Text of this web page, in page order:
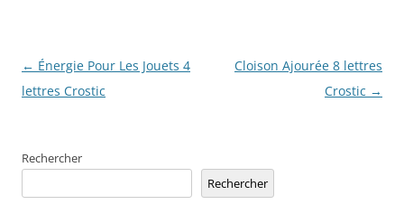
Navigation
des
← Énergie Pour Les Jouets 4
lettres Crostic
Cloison Ajourée 8 lettres
Crostic →
Rechercher
Rechercher